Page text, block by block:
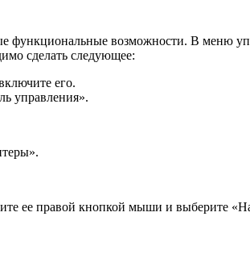
функциональные возможности. В меню
сделать следующее:
его.
управления».
ее правой кнопкой мыши и выберите